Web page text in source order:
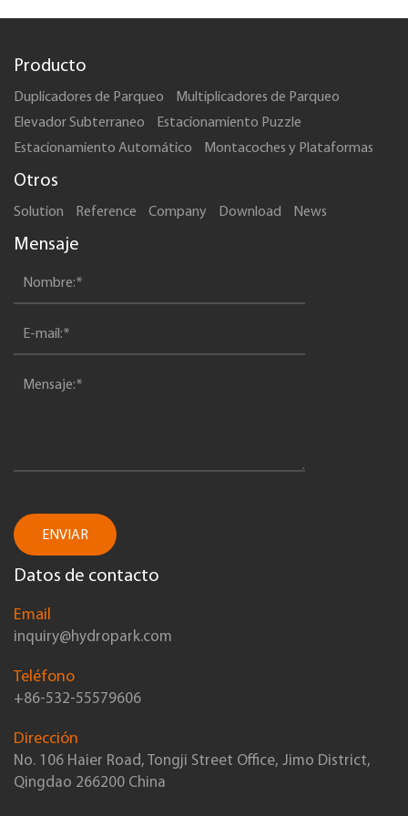
Producto
Duplicadores de Parqueo
Multiplicadores de Parqueo
Elevador Subterraneo
Estacionamiento Puzzle
Estacionamiento Automático
Montacoches y Plataformas
Otros
Solution Reference Company Download News
Mensaje
ENVIAR
Datos de contacto
Email
inquiry@hydropark.com
Teléfono
+86-532-55579606
Dirección
No. 106 Haier Road, Tongji Street Office, Jimo District,
Qingdao 266200 China